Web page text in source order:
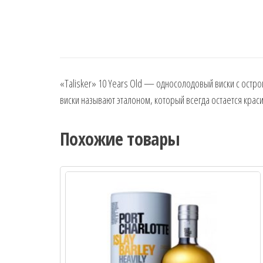
«Talisker» 10 Years Old — односолодовый виски с
виски называют эталоном, который всегда остается
Похожие товары